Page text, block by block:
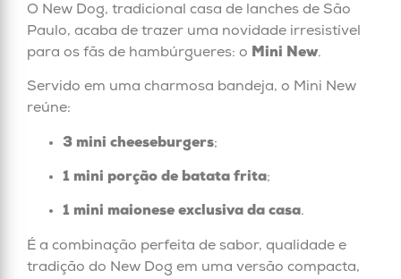
O New Dog, tradicional casa de lanches de São
Paulo, acaba de trazer uma novidade irresistível
para os fãs de hambúrgueres: o Mini New.
Servido em uma charmosa bandeja, o Mini New
reúne:
3 mini cheeseburgers;
1 mini porção de batata frita;
1 mini maionese exclusiva da casa.
É a combinação perfeita de sabor, qualidade e
tradição do New Dog em uma versão compacta,